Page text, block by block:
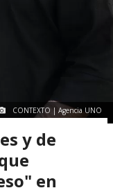
CONTEXTO | Agencia UNO
y de
en